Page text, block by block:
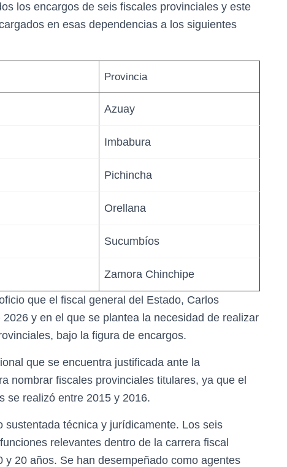
los encargos de seis fiscales provinciales y este
en esas dependencias a los siguientes
Provincia
Azuay
Imbabura
Pichincha
Orellana
Sucumbíos
Zamora Chinchipe
que el fiscal general del Estado, Carlos
y en el que se plantea la necesidad de realizar
bajo la figura de encargos.
que se encuentra justificada ante la
nombrar fiscales provinciales titulares, ya que el
se realizó entre 2015 y 2016.
técnica y jurídicamente. Los seis
relevantes dentro de la carrera fiscal
20 años. Se han desempeñado como agentes